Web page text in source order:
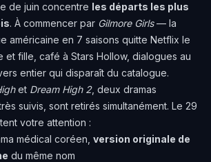
de juin concentre les départs les plus
. À commencer par Gilmore Girls— la
américaine en 7 saisons quitte Netflix le
et fille, café à Stars Hollow, dialogues au
entier qui disparaît du catalogue.
et Dream High 2, deux dramas
suivis, sont retirés simultanément. Le 29
votre attention :
médical coréen, version originale de
du même nom